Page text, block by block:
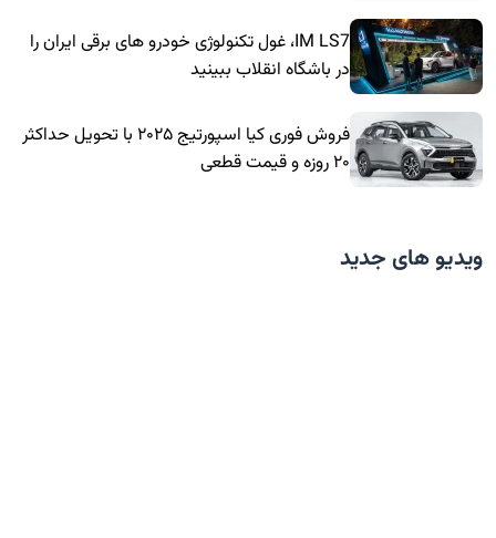
IM LS7، غول تکنولوژی خودرو های برقی ایران را
در باشگاه انقلاب ببینید
فروش فوری کیا اسپورتیج ۲۰۲۵ با تحویل حداکثر
۲۰ روزه و قیمت قطعی
ویدیو های جدید